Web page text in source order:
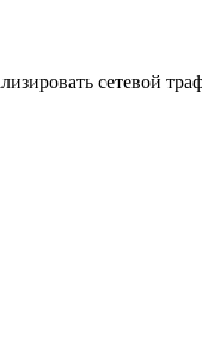
сетевой